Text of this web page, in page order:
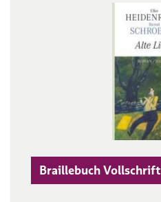
Braillebuch Vollschrift